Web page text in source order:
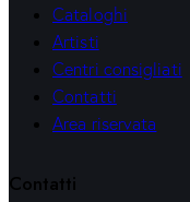
Cataloghi
Artisti
Centri consigliati
Contatti
Area riservata
Contatti